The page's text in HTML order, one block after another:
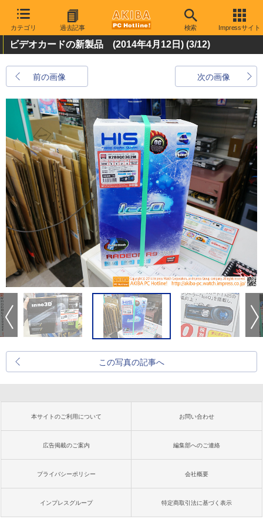
カテゴリ 過去記事 検索 Impressサイト
ビデオカードの新製品 (2014年4月12日) (3/12)
前の画像 次の画像
この写真の記事へ
本サイトのご利用について お問い合わせ
広告掲載のご案内 編集部へのご連絡
プライバシーポリシー 会社概要
インプレスグループ 特定商取引法に基づく表示